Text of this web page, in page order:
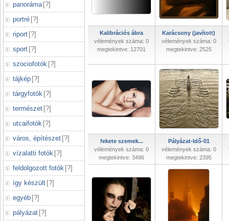
panoráma [?]
portré [?]
riport [?]
sport [?]
szociofotók [?]
tájkép [?]
tárgyfotók [?]
természet [?]
utcaifotók [?]
város, építészet [?]
vízalatti fotók [?]
feldolgozott fotók [?]
így készült [?]
egyéb [?]
pályázat [?]
Kalibrációs ábra
vélemények száma: 0
megtekintve: 12701
Karácsony (javított)
vélemények száma: 0
megtekintve: 2525
fekete szemek...
vélemények száma: 0
megtekintve: 3496
Pályázat-Idő-01
vélemények száma: 0
megtekintve: 2395